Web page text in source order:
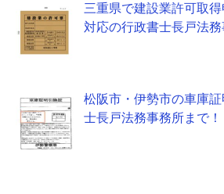
三重県で建設業許可取
対応の行政書士長戸法
松阪市・伊勢市の車庫
士長戸法務事務所まで！